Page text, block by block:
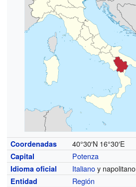
Coordenadas 40°30′N 16°30′E
Capital Potenza
Idioma oficial Italianoy napolitano
Entidad
Región